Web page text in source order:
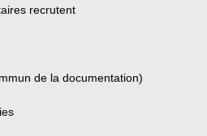
recrutent
de la documentation)